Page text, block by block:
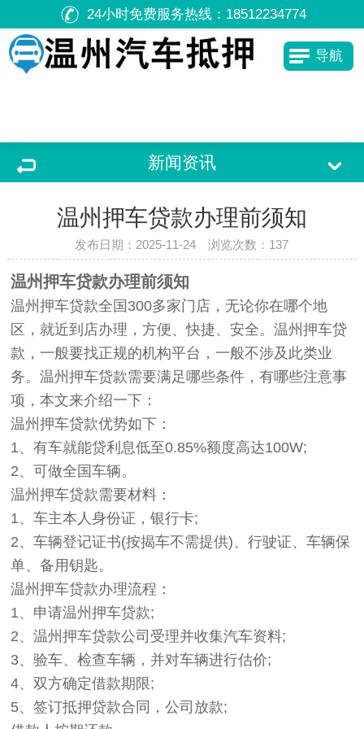
24小时免费服务热线： 18512234774
导航
新闻资讯
温州押车贷款办理前须知
发布日期：2025-11-24 浏览次数： 137
温州押车贷款办理前须知
温州押车贷款全国300多家门店，无论你在哪个地
区，就近到店办理，方便、快捷、安全。温州押车贷
款，一般要找正规的机构平台，一般不涉及此类业
务。温州押车贷款需要满足哪些条件，有哪些注意事
项，本文来介绍一下：
温州押车贷款优势如下：
1、有车就能贷利息低至0.85%额度高达100W;
2、可做全国车辆。
温州押车贷款需要材料：
1、车主本人身份证，银行卡;
2、车辆登记证书(按揭车不需提供)、行驶证、车辆保
单、备用钥匙。
温州押车贷款办理流程：
1、申请温州押车贷款;
2、温州押车贷款公司受理并收集汽车资料;
3、验车、检查车辆，并对车辆进行估价;
4、双方确定借款期限;
5、签订抵押贷款合同，公司放款;